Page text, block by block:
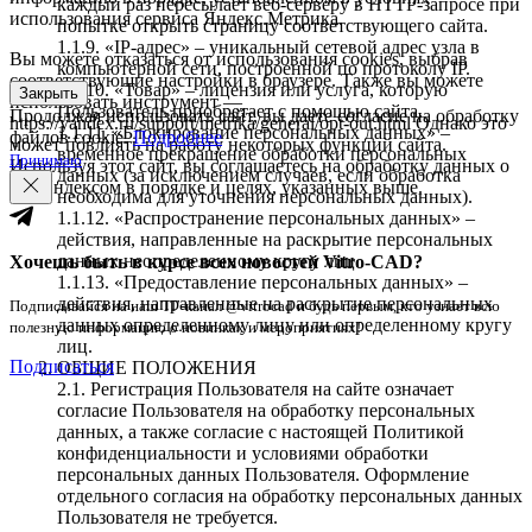
попытке открыть страницу соответствующего сайта.
1.1.9. «IP-адрес» – уникальный сетевой адрес узла в
компьютерной сети, построенной по протоколу IP.
1.1.10. «Товар» – лицензия или услуга, которую
Пользователь приобретает с помощью сайта.
1.1.11. «Блокирование персональных данных» –
временное прекращение обработки персональных
данных (за исключением случаев, если обработка
необходима для уточнения персональных данных).
1.1.12. «Распространение персональных данных» –
действия, направленные на раскрытие персональных
данных неопределенному кругу лиц.
1.1.13. «Предоставление персональных данных» –
действия, направленные на раскрытие персональных
данных определенному лицу или определенному кругу
лиц.
ОБЩИЕ ПОЛОЖЕНИЯ
2.1. Регистрация Пользователя на сайте означает
согласие Пользователя на обработку персональных
данных, а также согласие с настоящей Политикой
конфиденциальности и условиями обработки
персональных данных Пользователя. Оформление
отдельного согласия на обработку персональных данных
Пользователя не требуется.
использования сервиса Яндекс.Метрика.
Вы можете отказаться от использования cookies, выбрав
соответствующие настройки в браузере. Также вы можете
использовать инструмент —
https://yandex.ru/support/metrika/general/opt-out.html Однако это
может повлиять на работу некоторых функций сайта.
Используя этот сайт, вы соглашаетесь на обработку данных о
вас Яндексом в порядке и целях, указанных выше.
Закрыть
Продолжая использовать сайт, вы даете согласие на обработку
файлов cookie.Подробнее
Принимаю
Хочешь быть в курсе всех новостей Vitro-CAD?
Подписывайся на наш ТГ-канал @vitrocad и будь первым, кто узнает всю
полезную информацию о новинках и мероприятиях!
Подписаться